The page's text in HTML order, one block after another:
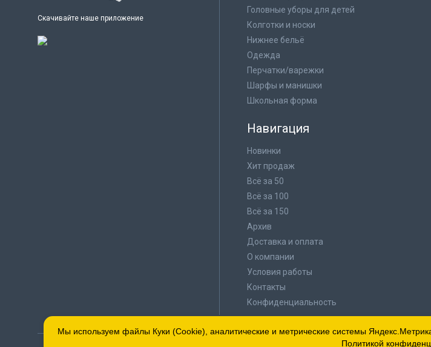
Скачивайте наше приложение
Головные уборы для детей
Колготки и носки
Нижнее бельё
Одежда
Перчатки/варежки
Шарфы и манишки
Школьная форма
Навигация
Новинки
Хит продаж
Всё за 50
Всё за 100
Всё за 150
Архив
Доставка и оплата
О компании
Условия работы
Контакты
Конфиденциальность
Мы используем файлы Куки (Cookie), аналитические и метрические системы
Политикой